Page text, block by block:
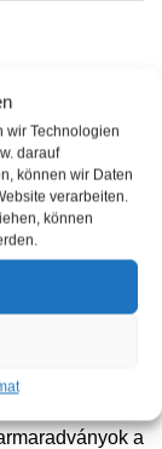
wir Technologien
darauf
können wir Daten
verarbeiten.
können
és
a
a